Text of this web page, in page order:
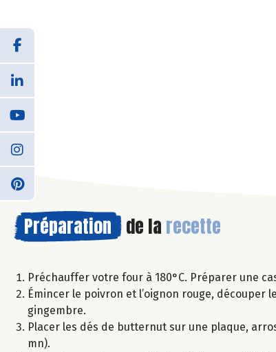
Préparation de la recette
Préchauffer votre four à 180°C. Préparer une
Émincer le poivron et l’oignon rouge, découper
gingembre.
Placer les dés de butternut sur une plaque,
mn).